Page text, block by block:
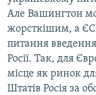
Але Вашингтон
жорсткішим, а ЄС
питання
Росії. Так, для
місце як ринок
Штатів Росія за